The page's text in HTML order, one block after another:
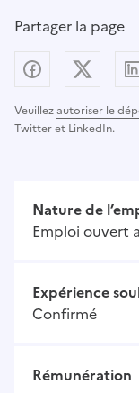
Partager la page
Veuillezautoriser le
Twitter et LinkedIn.
Partager sur
Nature de
Emploi ouvert
Expérience
Confirmé
Rémunération